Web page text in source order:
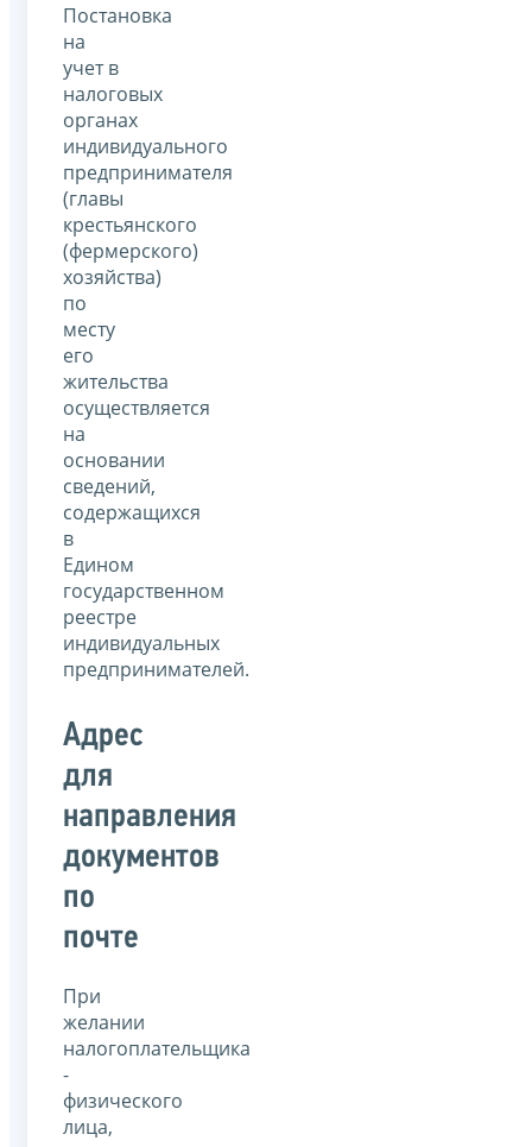
Постановка
на
учет в
налоговых
органах
индивидуального
предпринимателя
(главы
крестьянского
(фермерского)
хозяйства)
по
месту
его
жительства
осуществляется
на
основании
сведений,
содержащихся
в
Едином
государственном
реестре
индивидуальных
предпринимателей.
Адрес
для
направления
документов
по
почте
При
желании
налогоплательщика
-
физического
лица,